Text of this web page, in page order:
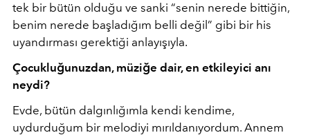
tek bir bütün olduğu ve sanki “senin nerede bittiğin,
benim nerede başladığım belli değil” gibi bir his
uyandırması gerektiği anlayışıyla.
Çocukluğunuzdan, müziğe dair, en etkileyici anı
neydi?
Evde, bütün dalgınlığımla kendi kendime,
uydurduğum bir melodiyi mırıldanıyordum. Annem